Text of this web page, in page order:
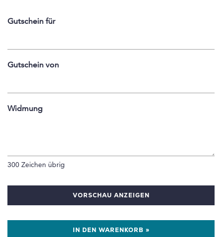
Gutschein für
Gutschein von
Widmung
300 Zeichen übrig
VORSCHAU ANZEIGEN
IN DEN WARENKORB »